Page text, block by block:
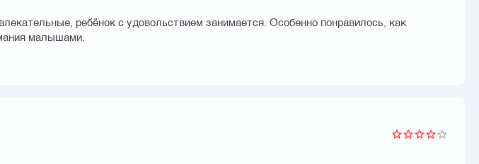
ребёнок с удовольствием занимается. Особенно понравилось, как
малышами.